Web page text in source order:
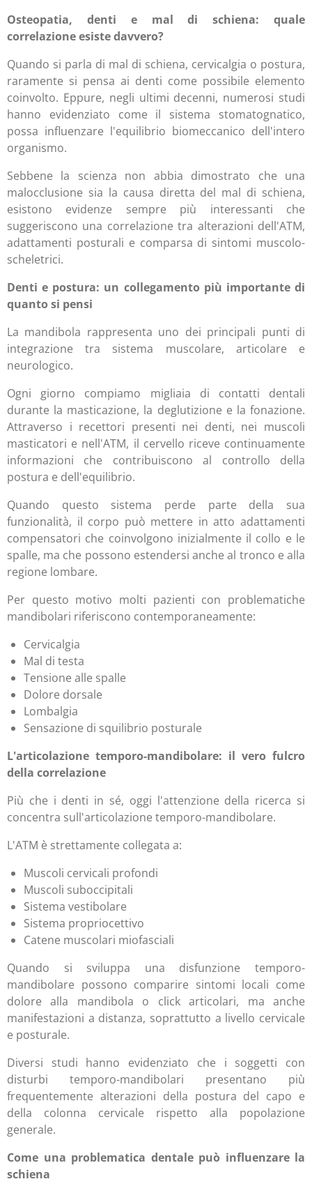
Osteopatia, denti e mal di schiena: quale
correlazione esiste davvero?
Quando si parla di mal di schiena, cervicalgia o postura,
raramente si pensa ai denti come possibile elemento
coinvolto. Eppure, negli ultimi decenni, numerosi studi
hanno evidenziato come il sistema stomatognatico,
possa influenzare l'equilibrio biomeccanico dell'intero
organismo.
Sebbene la scienza non abbia dimostrato che una
malocclusione sia la causa diretta del mal di schiena,
esistono evidenze sempre più interessanti che
suggeriscono una correlazione tra alterazioni dell'ATM,
adattamenti posturali e comparsa di sintomi muscolo-
scheletrici.
Denti e postura: un collegamento più importante di
quanto si pensi
La mandibola rappresenta uno dei principali punti di
integrazione tra sistema muscolare, articolare e
neurologico.
Ogni giorno compiamo migliaia di contatti dentali
durante la masticazione, la deglutizione e la fonazione.
Attraverso i recettori presenti nei denti, nei muscoli
masticatori e nell'ATM, il cervello riceve continuamente
informazioni che contribuiscono al controllo della
postura e dell'equilibrio.
Quando questo sistema perde parte della sua
funzionalità, il corpo può mettere in atto adattamenti
compensatori che coinvolgono inizialmente il collo e le
spalle, ma che possono estendersi anche al tronco e alla
regione lombare.
Per questo motivo molti pazienti con problematiche
mandibolari riferiscono contemporaneamente:
Cervicalgia
Mal di testa
Tensione alle spalle
Dolore dorsale
Lombalgia
Sensazione di squilibrio posturale
L'articolazione temporo-mandibolare: il vero fulcro
della correlazione
Più che i denti in sé, oggi l'attenzione della ricerca si
concentra sull'articolazione temporo-mandibolare.
L'ATM è strettamente collegata a:
Muscoli cervicali profondi
Muscoli suboccipitali
Sistema vestibolare
Sistema propriocettivo
Catene muscolari miofasciali
Quando si sviluppa una disfunzione temporo-
mandibolare possono comparire sintomi locali come
dolore alla mandibola o click articolari, ma anche
manifestazioni a distanza, soprattutto a livello cervicale
e posturale.
Diversi studi hanno evidenziato che i soggetti con
disturbi temporo-mandibolari presentano più
frequentemente alterazioni della postura del capo e
della colonna cervicale rispetto alla popolazione
generale.
Come una problematica dentale può influenzare la
schiena